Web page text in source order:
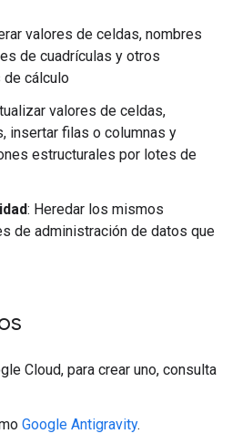
valores de celdas, nombres
de cuadrículas y otros
de cálculo
valores de celdas,
insertar filas o columnas y
estructurales por lotes de
: Heredar los mismos
de administración de datos que
Cloud, para crear uno, consulta
Google Antigravity.